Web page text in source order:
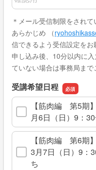
＊メール受信制限をされて
あらかじめ （
信できるよう受信設定をお
申し込み後、10分以内に
ていない場合は事務局まで
受講希望日程
【筋肉編 第5
月6日（日）9：
【筋肉編 第6
3月7日（日）9
ち